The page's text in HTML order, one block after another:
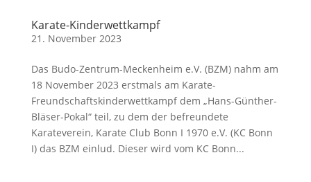
Karate-Kinderwettkampf
21. November 2023
Das Budo-Zentrum-Meckenheim e.V. (BZM) nahm am
18 November 2023 erstmals am Karate-
Freundschaftskinderwettkampf dem „Hans-Günther-
Bläser-Pokal“ teil, zu dem der befreundete
Karateverein, Karate Club Bonn I 1970 e.V. (KC Bonn
I) das BZM einlud. Dieser wird vom KC Bonn...